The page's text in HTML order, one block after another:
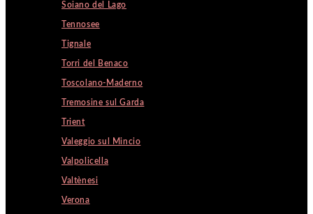
Soiano del Lago
Tennosee
Tignale
Torri del Benaco
Toscolano-Maderno
Tremosine sul Garda
Trient
Valeggio sul Mincio
Valpolicella
Valtènesi
Verona